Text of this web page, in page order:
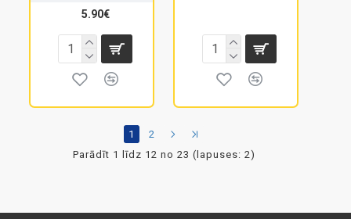
5.90€
1
2
Parādīt 1 līdz 12 no 23 (lapuses: 2)